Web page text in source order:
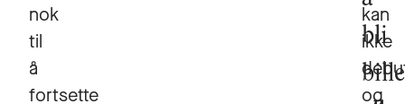
nok
til
å
fortsette
bli
kan
ikke
og